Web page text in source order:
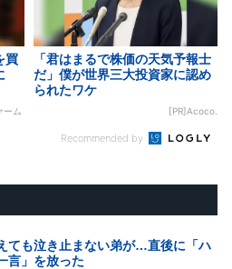
買
ーム
「君はまるで株価の天気予報士
だ」僕が世界三大投資家に認め
られたワケ
[PR]Acoco.
Recommended by
ても泣き止まない弟が…直後に「ハ
言」を放った